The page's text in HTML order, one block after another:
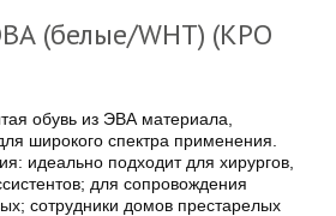
(белые/WHT) (КРО
обувь из ЭВА материала,
широкого спектра применения.
идеально подходит для хирургов,
для сопровождения
сотрудники домов престарелых